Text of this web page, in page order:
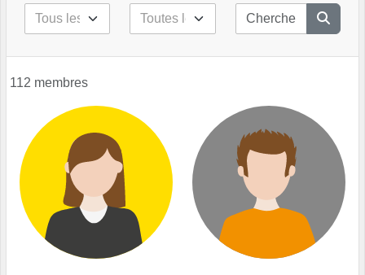
112 membres